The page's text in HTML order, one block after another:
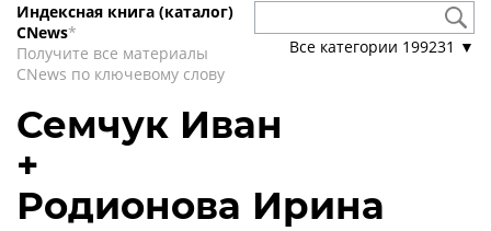
Индексная книга (каталог)
CNews*
Получите все материалы
CNews по ключевому слову
Все категории 199231 ▼
Семчук Иван
+
Родионова Ирина